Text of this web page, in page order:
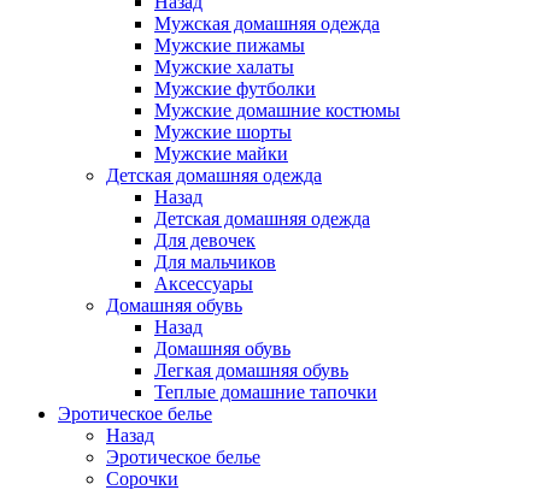
Мужская домашняя одежда
Мужские пижамы
Мужские халаты
Мужские футболки
Мужские домашние костюмы
Мужские шорты
Мужские майки
Детская домашняя одежда
Назад
Детская домашняя одежда
Для девочек
Для мальчиков
Аксессуары
Домашняя обувь
Назад
Домашняя обувь
Легкая домашняя обувь
Теплые домашние тапочки
Эротическое белье
Назад
Эротическое белье
Сорочки